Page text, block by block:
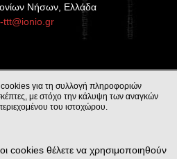
Νήσων, Ελλάδα
ttt@ionio.gr
για τη συλλογή πληροφοριών
με στόχο την κάλυψη των αναγκών
του ιστοχώρου.
cookies θέλετε να χρησιμοποιηθούν